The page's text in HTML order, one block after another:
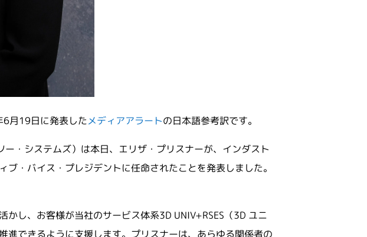
月19日に発表したメディアアラートの日本語参考訳です。
・システムズ）は本日、エリザ・プリスナーが、インダスト
・バイス・プレジデントに任命されたことを発表しました。
し、お客様が当社のサービス体系3D UNIV+RSES（3D ユニ
できるように支援します。プリスナーは、あらゆる関係者の